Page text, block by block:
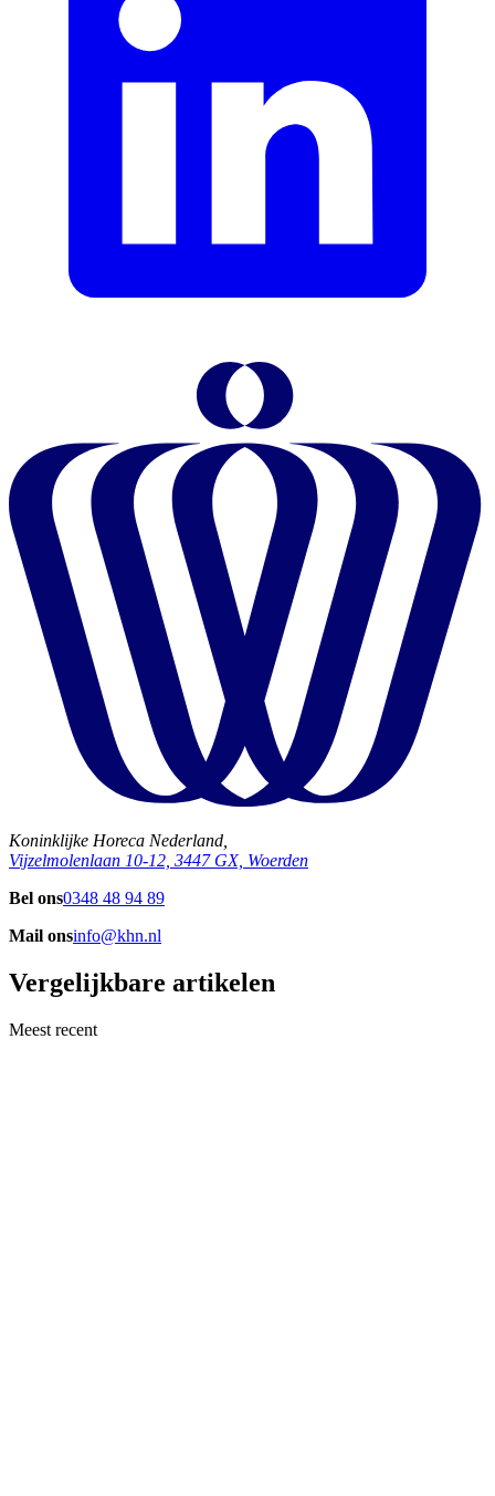
Koninklijke Horeca Nederland,
Vijzelmolenlaan 10-12, 3447 GX, Woerden
Bel ons0348 48 94 89
Mail onsinfo@khn.nl
Vergelijkbare artikelen
Meest recent